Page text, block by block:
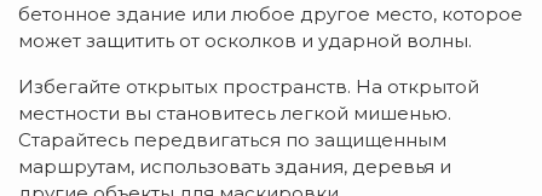
бетонное здание или любое другое место, которое
может защитить от осколков и ударной волны.
Избегайте открытых пространств. На открытой
местности вы становитесь легкой мишенью.
Старайтесь передвигаться по защищенным
маршрутам, использовать здания, деревья и